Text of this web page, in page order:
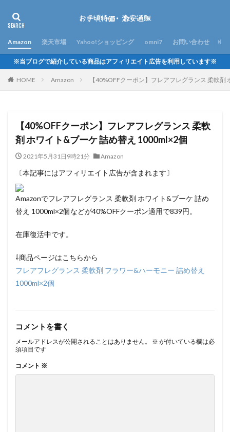
Amazon 楽天市場 Yahoo!ショッピング omni7 お問い合わせ
※当ブログで紹介している商品はアフィリエイト広告を利用しています※
HOME Amazon 【40%OFFクーポン】フレアフレグランス 柔軟
【40%OFFクーポン】フレアフレグランス 柔軟
剤 ホワイト&ブーケ 詰め替え 1000ml×2個
2021年5月31日9時21分 Amazon
〔本記事にはアフィリエイト広告が含まれます〕
Amazonでフレアフレグランス 柔軟剤 ホワイト&ブーケ 詰め
替え 1000ml×2個などが40%OFFクーポン適用で839円。
在庫復活中です。
⇩商品ページはこちらから
フレアフレグランス 柔軟剤 フラワー&ハーモニー 詰め替え
1000ml×2個
コメントを書く
メールアドレスが公開されることはありません。 ※ が付いている欄は必
須項目です
コメント ※